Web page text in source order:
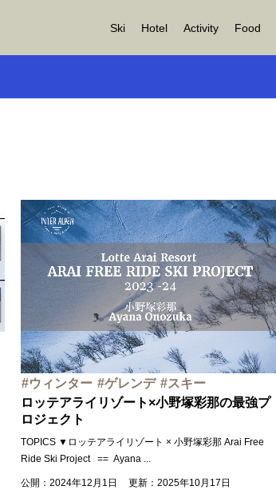
Ski Hotel Activity Food
ウィンター ゲレンデ
スキー
ロッテアライリゾート×小野塚彩那の最強プ
ロジェクト
TOPICS ▼ロッテアライリゾート × 小野塚彩那 Arai Free
Ride Ski Project == Ayana
公開：2024年12月1日 更新：2025年10月17日